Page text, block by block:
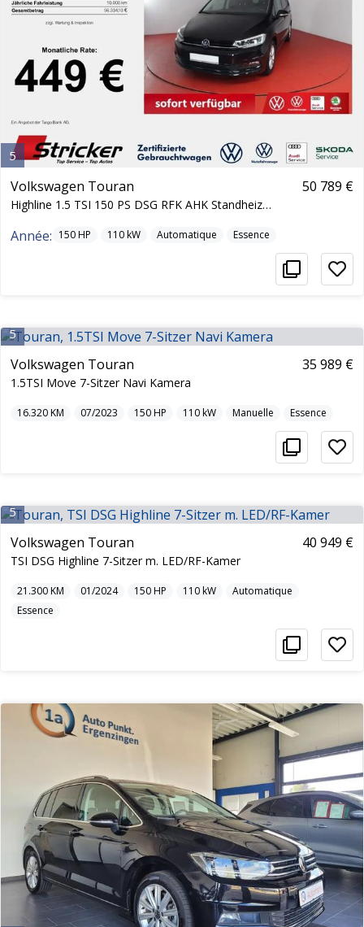
5
Volkswagen Touran
Highline 1.5 TSI 150 PS DSG RFK AHK Standheizung
50 789 €
Année: 150HP 110kW Automatique Essence
5
Volkswagen Touran
1.5TSI Move 7-Sitzer Navi Kamera
35 989 €
16.320KM 07/2023 150HP 110kW Manuelle Essence
5
Volkswagen Touran
TSI DSG Highline 7-Sitzer m. LED/RF-Kamer
40 949 €
21.300KM 01/2024 150HP 110kW
Automatique
Essence